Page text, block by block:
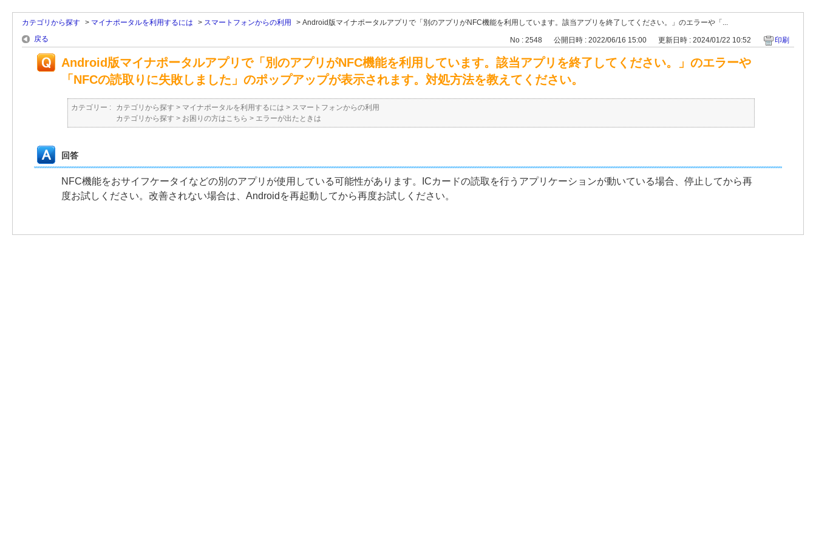
カテゴリから探す > マイナポータルを利用するには > スマートフォンからの利用 > Android版マイナポータルアプリで「別のアプリがNFC機能を利用しています。該当アプリを終了してください。」のエラーや「...
戻る
No : 2548 公開日時 : 2022/06/16 15:00 更新日時 : 2024/01/22 10:52 印刷
Android版マイナポータルアプリで「別のアプリがNFC機能を利用しています。該当アプリを終了してください。」のエラーや
「NFCの読取りに失敗しました」のポップアップが表示されます。対処方法を教えてください。
カテゴリー : カテゴリから探す > マイナポータルを利用するには > スマートフォンからの利用
カテゴリから探す > お困りの方はこちら > エラーが出たときは
回答
NFC機能をおサイフケータイなどの別のアプリが使用している可能性があります。ICカードの読取を行うアプリケーションが動いている場合、停止してから再
度お試しください。改善されない場合は、Androidを再起動してから再度お試しください。